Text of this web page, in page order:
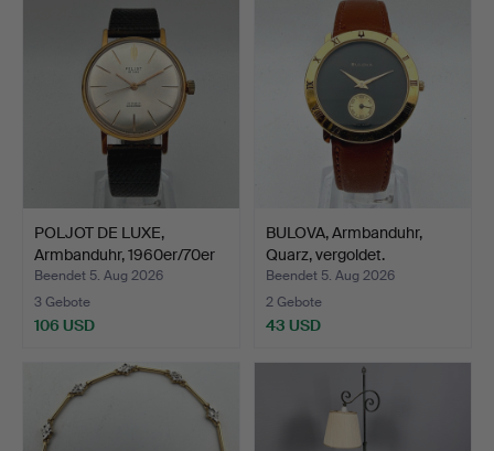
POLJOT DE LUXE,
Armbanduhr, 1960er/70er
Ja…
Beendet 5. Aug 2026
3 Gebote
106 USD
BULOVA, Armbanduhr,
Quarz, vergoldet.
Beendet 5. Aug 2026
2 Gebote
43 USD